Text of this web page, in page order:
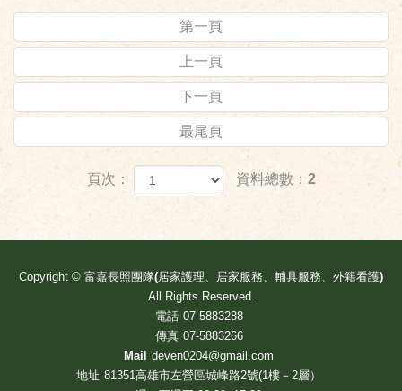
第一頁
上一頁
下一頁
最尾頁
頁次： 資料總數：2
Copyright © 富嘉長照團隊(居家護理、居家服務、輔具服務、外籍看護)
All Rights Reserved.
電話 07-5883288
傳真 07-5883266
Mail
deven0204@gmail.com
地址 81351高雄市左營區城峰路2號(1樓－2層）